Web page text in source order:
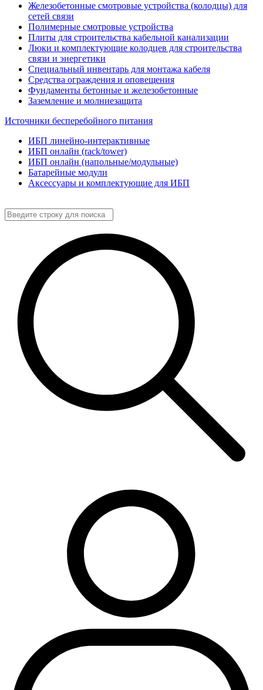
Железобетонные смотровые устройства (колодцы) для
сетей связи
Полимерные смотровые устройства
Плиты для строительства кабельной канализации
Люки и комплектующие колодцев для строительства
связи и энергетики
Специальный инвентарь для монтажа кабеля
Средства ограждения и оповещения
Фундаменты бетонные и железобетонные
Заземление и молниезащита
Источники бесперебойного питания
ИБП линейно-интерактивные
ИБП онлайн (rack/tower)
ИБП онлайн (напольные/модульные)
Батарейные модули
Аксессуары и комплектующие для ИБП